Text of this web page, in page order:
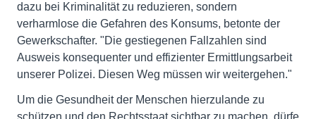
dazu bei Kriminalität zu reduzieren, sondern
verharmlose die Gefahren des Konsums, betonte der
Gewerkschafter. "Die gestiegenen Fallzahlen sind
Ausweis konsequenter und effizienter Ermittlungsarbeit
unserer Polizei. Diesen Weg müssen wir weitergehen."
Um die Gesundheit der Menschen hierzulande zu
schützen und den Rechtsstaat sichtbar zu machen, dürfe